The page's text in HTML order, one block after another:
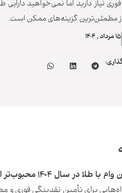
نیاز دارید اما نمی‌خواهید
15 مرداد , 1404
در سال ۱۴۰۴ محبوب‌تر از همیشه است؟
برای تأمین نقدینگی فوری و